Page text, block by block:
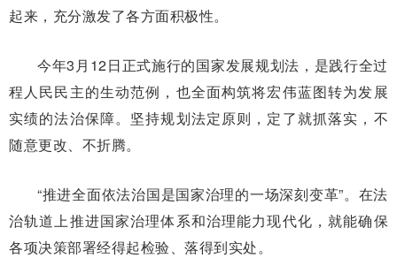
起来，充分激发了各方面积极性。
今年3月12日正式施行的国家发展规划法，是践行全过
程人民民主的生动范例，也全面构筑将宏伟蓝图转为发展
实绩的法治保障。坚持规划法定原则，定了就抓落实，不
随意更改、不折腾。
“推进全面依法治国是国家治理的一场深刻变革”。在法
治轨道上推进国家治理体系和治理能力现代化，就能确保
各项决策部署经得起检验、落得到实处。